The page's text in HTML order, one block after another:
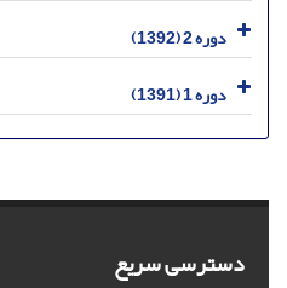
دوره 2 (1392)
دوره 1 (1391)
دسترسی سریع